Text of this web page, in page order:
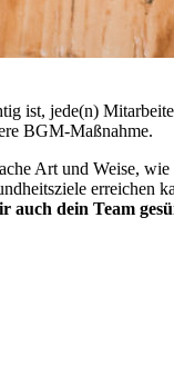
ist, jede(n)
BGM-Maßnahme.
Art und Weise,
dein Team